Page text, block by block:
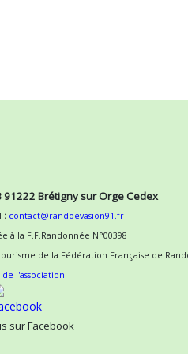
91222 Brétigny sur Orge Cedex
: contact@randoevasion91.fr
à la F.F.Randonnée N°00398
de la Fédération Française de
de l'association
sur Facebook